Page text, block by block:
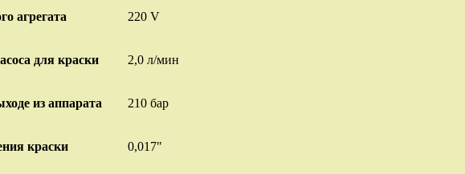
агрегата 220 V
для краски 2,0 л/мин
из аппарата 210 бар
краски 0,017"